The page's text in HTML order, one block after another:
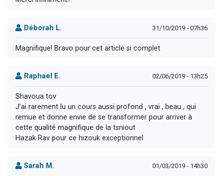
Déborah L. 31/10/2019 - 07h36
Magnifique! Bravo pour cet article si complet
Raphael E. 02/06/2019 - 13h25
Shavoua tov
J’ai rarement lu un cours aussi profond , vrai , beau , qui
remue et donne envie de se transformer pour arriver à
cette qualité magnifique de la tsniout
Hazak Rav pour ce hizouk exceptionnel
Sarah M. 01/03/2019 - 14h30